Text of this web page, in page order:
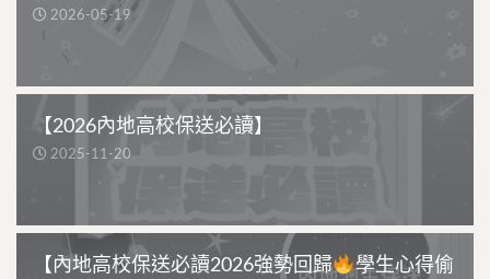
2026-05-19
【2026內地高校保送必讀】
2025-11-20
【內地高校保送必讀2026強勢回歸
學生心得偷